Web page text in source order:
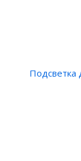
Подсветка